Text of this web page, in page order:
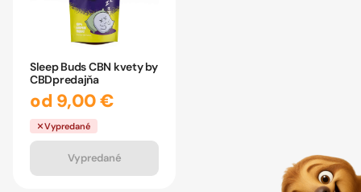
Sleep Buds CBN kvety by
CBDpredajňa
od 9,00 €
Vypredané
Vypredané